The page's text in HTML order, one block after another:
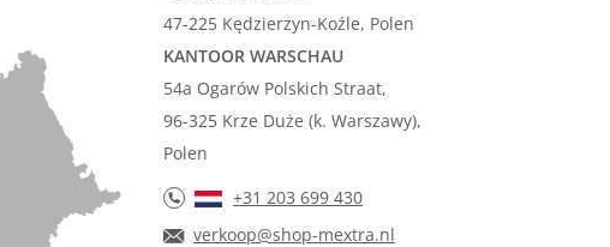
47-225 Kędzierzyn-Koźle, Polen
KANTOOR WARSCHAU
54a Ogarów Polskich Straat,
96-325 Krze Duże (k. Warszawy),
Polen
+31 203 699 430
verkoop@shop-mextra.nl